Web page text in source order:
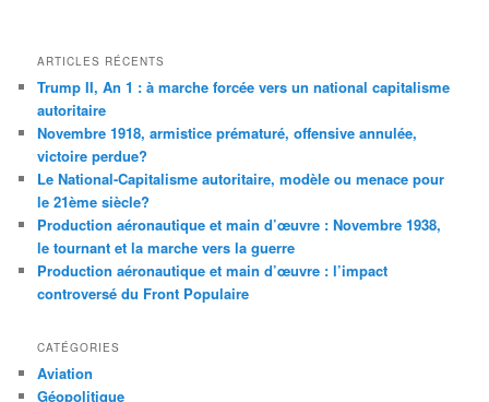
ARTICLES RÉCENTS
Trump II, An 1 : à marche forcée vers un national capitalisme
autoritaire
Novembre 1918, armistice prématuré, offensive annulée,
victoire perdue?
Le National-Capitalisme autoritaire, modèle ou menace pour
le 21ème siècle?
Production aéronautique et main d’œuvre : Novembre 1938,
le tournant et la marche vers la guerre
Production aéronautique et main d’œuvre : l’impact
controversé du Front Populaire
CATÉGORIES
Aviation
Géopolitique